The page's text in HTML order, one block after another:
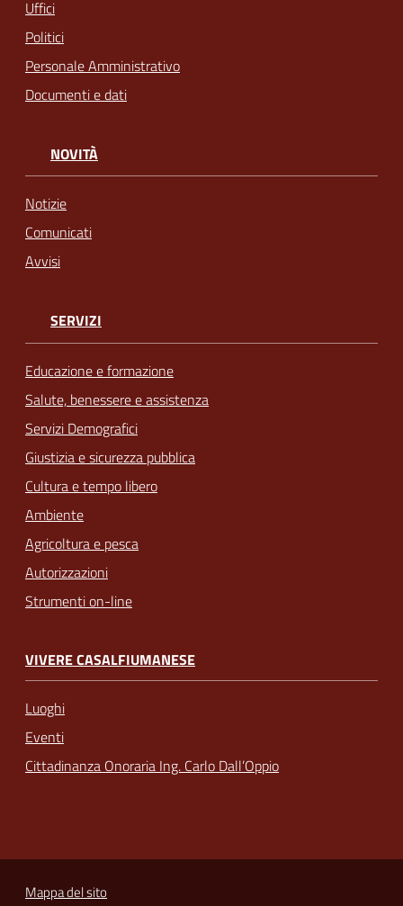
Uffici
Politici
Personale Amministrativo
Documenti e dati
NOVITÀ
Notizie
Comunicati
Avvisi
SERVIZI
Educazione e formazione
Salute, benessere e assistenza
Servizi Demografici
Giustizia e sicurezza pubblica
Cultura e tempo libero
Ambiente
Agricoltura e pesca
Autorizzazioni
Strumenti on-line
VIVERE CASALFIUMANESE
Luoghi
Eventi
Cittadinanza Onoraria Ing. Carlo Dall’Oppio
Mappa del sito